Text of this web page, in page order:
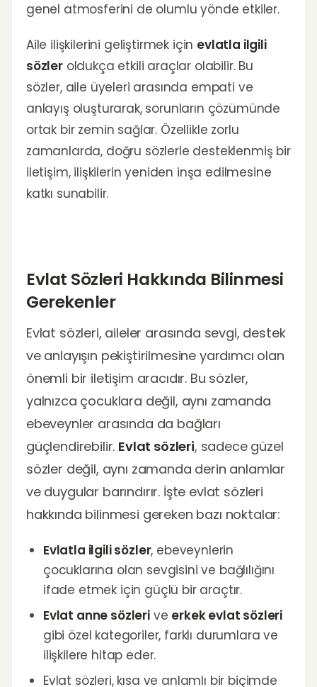
genel atmosferini de olumlu yönde etkiler.
Aile ilişkilerini geliştirmek için evlatla ilgili
sözleroldukça etkili araçlar olabilir. Bu
sözler, aile üyeleri arasında empati ve
anlayış oluşturarak, sorunların çözümünde
ortak bir zemin sağlar. Özellikle zorlu
zamanlarda, doğru sözlerle desteklenmiş bir
iletişim, ilişkilerin yeniden inşa edilmesine
katkı sunabilir.
Evlat Sözleri Hakkında Bilinmesi
Gerekenler
Evlat sözleri, aileler arasında sevgi, destek
ve anlayışın pekiştirilmesine yardımcı olan
önemli bir iletişim aracıdır. Bu sözler,
yalnızca çocuklara değil, aynı zamanda
ebeveynler arasında da bağları
güçlendirebilir. Evlat sözleri, sadece güzel
sözler değil, aynı zamanda derin anlamlar
ve duygular barındırır. İşte evlat sözleri
hakkında bilinmesi gereken bazı noktalar:
Evlatla ilgili sözler, ebeveynlerin
çocuklarına olan sevgisini ve bağlılığını
ifade etmek için güçlü bir araçtır.
Evlat anne sözlerive erkek evlat sözleri
gibi özel kategoriler, farklı durumlara ve
ilişkilere hitap eder.
Evlat sözleri, kısa ve anlamlı bir biçimde